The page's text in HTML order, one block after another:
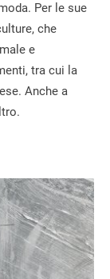
Per le sue
che
e
tra cui la
Anche a